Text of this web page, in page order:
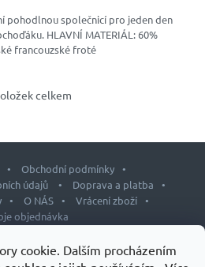
cookie. Dalším procházením
pohodlnou společnicí pro jeden den
HLAVNÍ MATERIÁL: 60%
francouzské froté
O
á
d
a
c
í
p
v
celkem
Obchodní podmínky
údajů
Doprava a platba
O NÁS
Vrácení zboží
objednávka